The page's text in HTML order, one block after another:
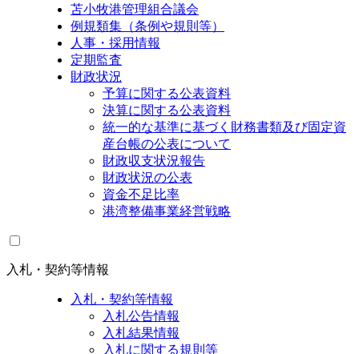
苫小牧港管理組合議会
例規類集（条例や規則等）
人事・採用情報
定期監査
財政状況
予算に関する公表資料
決算に関する公表資料
統一的な基準に基づく財務書類及び固定資
産台帳の公表について
財政収支状況報告
財政状況の公表
資金不足比率
港湾整備事業経営戦略
入札・契約等情報
入札・契約等情報
入札公告情報
入札結果情報
入札に関する規則等